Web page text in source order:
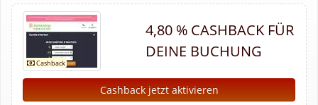
4,80 % CASHBACK FÜR
DEINE BUCHUNG
Cashback jetzt aktivieren